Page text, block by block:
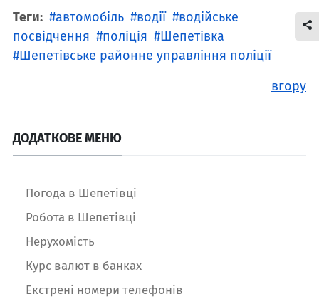
Теги: автомобіль водії
водійське
посвідчення
поліція
Шепетівка
Шепетівське районне управління поліції
вгору
ДОДАТКОВЕ МЕНЮ
Погода в Шепетівці
Робота в Шепетівці
Нерухомість
Курс валют в банках
Екстрені номери телефонів